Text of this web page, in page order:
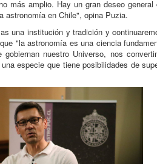
más amplio. Hay un gran deseo
astronomía en Chile", opina Puzia.
una institución y tradición y
"la astronomía es una ciencia
nuestro Universo, nos
especie que tiene posibilidades de